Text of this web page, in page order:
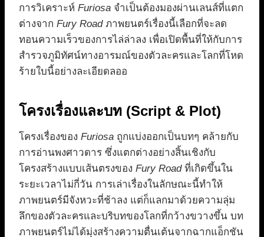
การวิเคราะห์ Furiosa จำเป็นต้องมองผ่านเลนส์ที่แตก
ต่างจาก Fury Roadภาพยนตร์เรื่องนี้เลือกที่จะลด
ทอนความเร็วของการไล่ล่าลง เพื่อเปิดพื้นที่ให้กับการ
สำรวจภูมิทัศน์ทางอารมณ์ของตัวละครและโลกที่โหด
ร้ายใบนี้อย่างละเอียดลออ
โครงเรื่องและบท (Script & Plot)
โครงเรื่องของ Furiosa ถูกแบ่งออกเป็นบทๆ คล้ายกับ
การอ่านพงศาวดาร ซึ่งแตกต่างอย่างสิ้นเชิงกับ
โครงสร้างแบบเส้นตรงของ Fury Roadที่เกิดขึ้นใน
ระยะเวลาไม่กี่วัน การเล่าเรื่องในลักษณะนี้ทำให้
ภาพยนตร์มีจังหวะที่ช้าลง แต่ก็แลกมาด้วยความลุ่ม
ลึกของตัวละครและบริบทของโลกที่กว้างขวางขึ้น บท
ภาพยนตร์ไม่ได้มุ่งสร้างความตื่นเต้นจากฉากแอ็กชัน